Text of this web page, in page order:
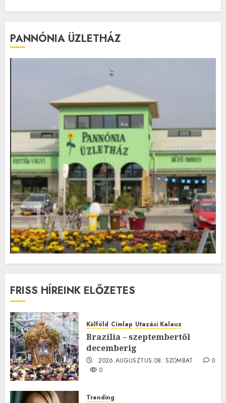
PANNÓNIA ÜZLETHÁZ
FRISS HÍREINK ELŐZETES
Külföld Címlap Utazási Kalauz
Brazília – szeptembertől
decemberig
2026.AUGUSZTUS.08. SZOMBAT.
0
0
Trending